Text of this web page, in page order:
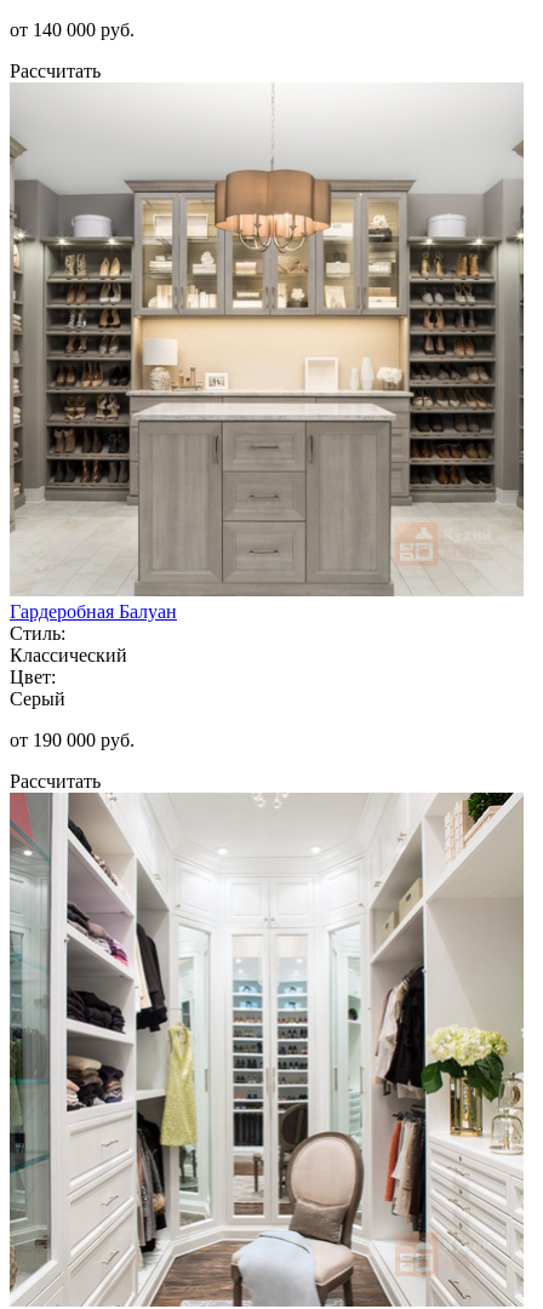
от 140 000 руб.
Рассчитать
Гардеробная Балуан
Стиль:
Классический
Цвет:
Серый
от 190 000 руб.
Рассчитать